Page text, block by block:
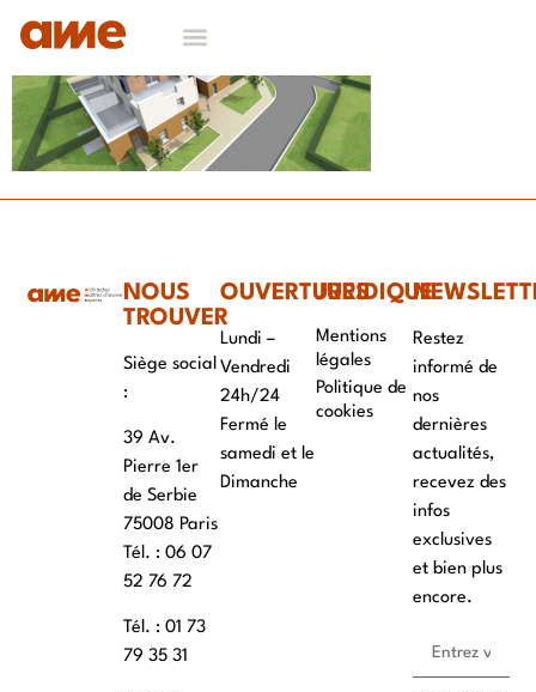
NOUS
TROUVER
Siège social
:
39 Av.
Pierre 1er
de Serbie
75008 Paris
Tél. : ‭06 07
52 76 72
Tél. : 01 73
79 35 31
OUVERTURES
Lundi –
Vendredi
24h/24
Fermé le
samedi et le
Dimanche
JURIDIQUE
Mentions
légales
Politique de
cookies
Restez
informé de
nos
dernières
actualités,
recevez des
infos
exclusives
et bien plus
encore.